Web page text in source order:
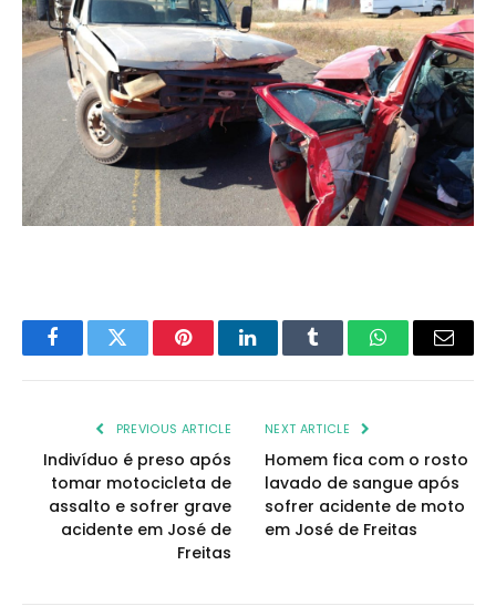
FacebookTwitter PinterestLinkedInTumblr WhatsAppEmail
PREVIOUS ARTICLE
Indivíduo é preso após
tomar motocicleta de
assalto e sofrer grave
acidente em José de
Freitas
NEXT ARTICLE
Homem fica com o rosto
lavado de sangue após
sofrer acidente de moto
em José de Freitas